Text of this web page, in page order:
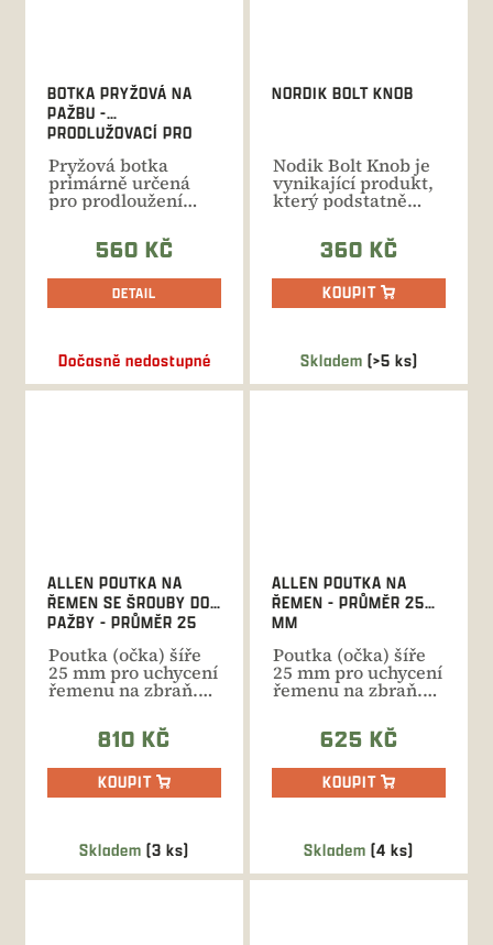
Dočasně nedostupné
BOTKA PRYŽOVÁ NA
PAŽBU -
PRODLUŽOVACÍ PRO
Pryžová botka
primárně určená
pro prodloužení
pažby při
současném použití...
560 KČ
DETAIL
Skladem (>5 ks)
NORDIK BOLT KNOB
Nodik Bolt Knob je
vynikající produkt,
který podstatně
zrychlí přebíjení u...
360 KČ
KOUPIT
Skladem (3 ks)
ALLEN POUTKA NA
ŘEMEN SE ŠROUBY DO
PAŽBY - PRŮMĚR 25
Poutka (očka) šíře
25 mm pro uchycení
řemenu na zbraň.
šrouby...810 KČ
KOUPIT
Skladem (4 ks)
ALLEN POUTKA NA
ŘEMEN - PRŮMĚR 25
MM
Poutka (očka) šíře
25 mm pro uchycení
řemenu na zbraň.
625 KČ
KOUPIT